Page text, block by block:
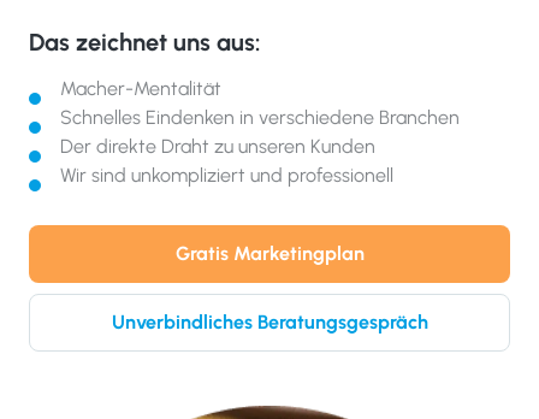
Das zeichnet uns aus:
Macher-Mentalität
Schnelles Eindenken in verschiedene Branchen
Der direkte Draht zu unseren Kunden
Wir sind unkompliziert und professionell
Gratis Marketingplan
Unverbindliches Beratungsgespräch